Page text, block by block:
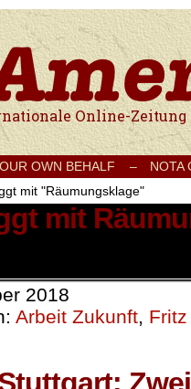
Onlinezeitung für Frieden,
OWN BEHALF –
NOTA
mit "Räumungsklage"
mit
2018
Arbeit Zukunft,